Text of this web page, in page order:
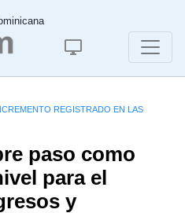
REGISTRADO EN LAS
paso como
para el
y